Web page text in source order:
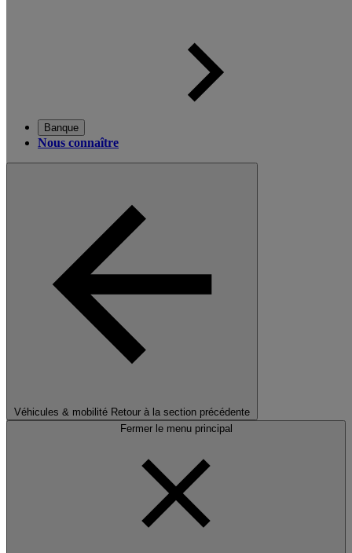
Banque
Nous connaître
Véhicules & mobilité Retour à la section précédente
Fermer le menu principal